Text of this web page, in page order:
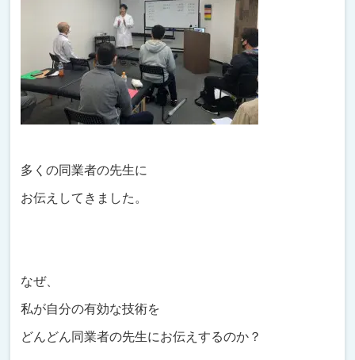
多くの同業者の先生に
お伝えしてきました。
なぜ、
私が自分の有効な技術を
どんどん同業者の先生にお伝えするのか？